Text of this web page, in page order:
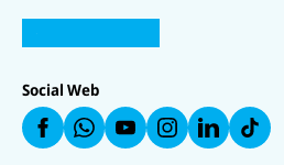
Social Web
I
a
u
f
F
IC
F
a
uf
W
h
C
u
f
Y
uf
In
st
u
f
L
a
u
f